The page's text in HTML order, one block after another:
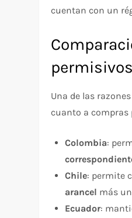
cuentan con un
permisivos
Una de las
cuanto a compras
Colombia:
Chile: permite
arancel más
Ecuador: